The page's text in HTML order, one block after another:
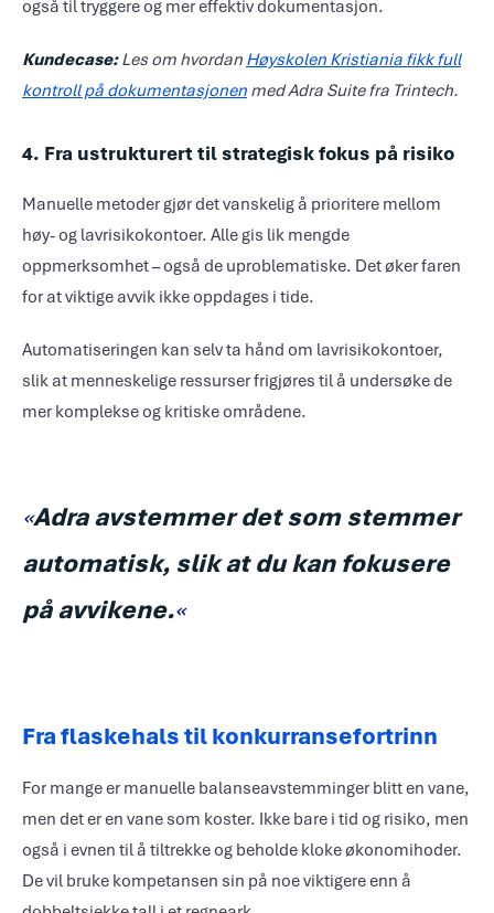
også til tryggere og mer effektiv dokumentasjon.
Kundecase:Les om hvordan Høyskolen Kristiania fikk full
kontroll på dokumentasjonen med Adra Suite fra Trintech.
4. Fra ustrukturert til strategisk fokus på risiko
Manuelle metoder gjør det vanskelig å prioritere mellom
høy- og lavrisikokontoer. Alle gis lik mengde
oppmerksomhet – også de uproblematiske. Det øker faren
for at viktige avvik ikke oppdages i tide.
Automatiseringen kan selv ta hånd om lavrisikokontoer,
slik at menneskelige ressurser frigjøres til å undersøke de
mer komplekse og kritiske områdene.
«Adra avstemmer det som stemmer
automatisk, slik at du kan fokusere
på avvikene.«
Fra flaskehals til konkurransefortrinn
For mange er manuelle balanseavstemminger blitt en vane,
men det er en vane som koster. Ikke bare i tid og risiko, men
også i evnen til å tiltrekke og beholde kloke økonomihoder.
De vil bruke kompetansen sin på noe viktigere enn å